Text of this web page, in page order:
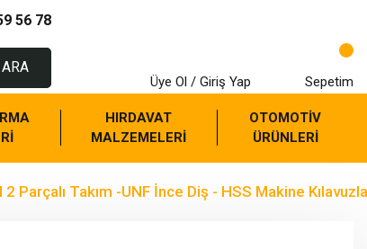
56 78
ARA
Üye Ol / Giriş Yap Sepetim
HIRDAVAT
MALZEMELERİ
OTOMOTİV
ÜRÜNLERİ
Parçalı Takım -UNF İnce Diş - HSS Makine